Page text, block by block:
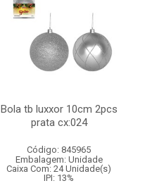
Bola tb luxxor 10cm 2pcs
prata cx:024
Código: 845965
Embalagem: Unidade
Caixa Com: 24 Unidade(s)
IPI: 13%